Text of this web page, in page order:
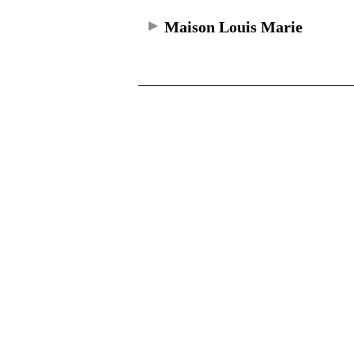
Maison Louis Marie